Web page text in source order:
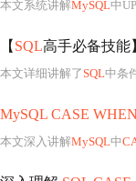
本文系统讲解MySQL中
【 SQL高手必备技能
本文详细讲解了SQL中条
MySQL CASE
本文深入讲解MySQL中